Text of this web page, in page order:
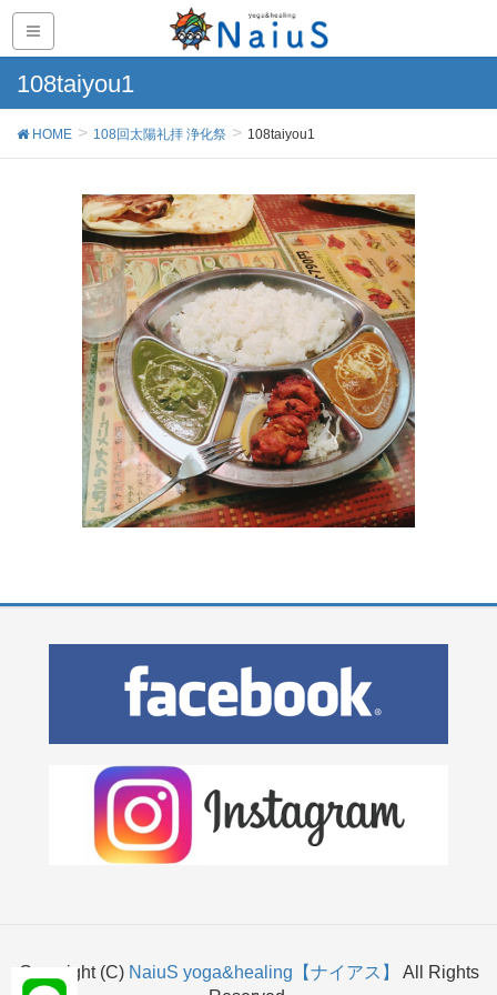
108taiyou1
HOME 108回太陽礼拝 浄化祭 108taiyou1
Copyright (C) NaiuS yoga&healing【ナイアス】 All Rights